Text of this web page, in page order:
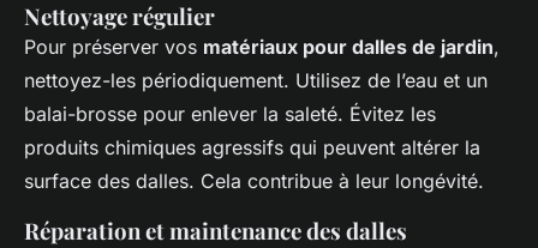
Nettoyage régulier
Pour préserver vos matériaux pour dalles de jardin,
nettoyez-les périodiquement. Utilisez de l’eau et un
balai-brosse pour enlever la saleté. Évitez les
produits chimiques agressifs qui peuvent altérer la
surface des dalles. Cela contribue à leur longévité.
Réparation et maintenance des dalles